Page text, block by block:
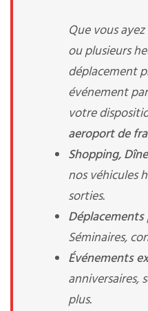
Que vous
ou plusieurs
déplacement
événement
votre
aeroport de
Shopping,
nos véhicules
sorties.
Séminaires,
Événements
anniversaires,
plus.